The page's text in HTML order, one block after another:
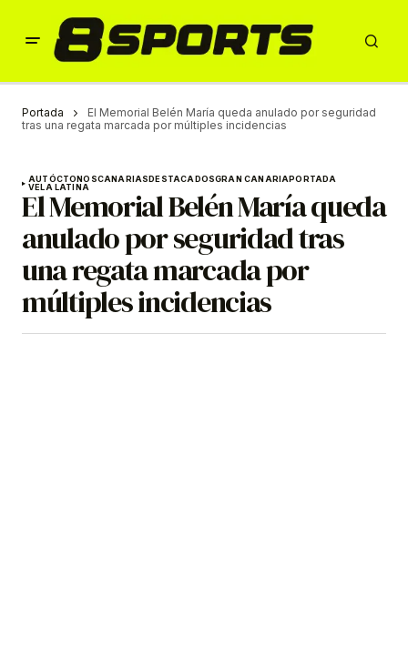
Portada
El Memorial Belén María queda anulado por seguridad
tras una regata marcada por múltiples incidencias
AUTÓCTONOSCANARIASDESTACADOSGRAN CANARIAPORTADA
VELA LATINA
El Memorial Belén María queda
anulado por seguridad tras
una regata marcada por
múltiples incidencias